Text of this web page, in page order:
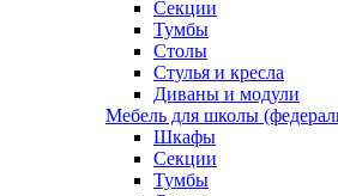
Секции
Тумбы
Столы
Стулья и кресла
Диваны и модули
Мебель для школы
Шкафы
Секции
Тумбы